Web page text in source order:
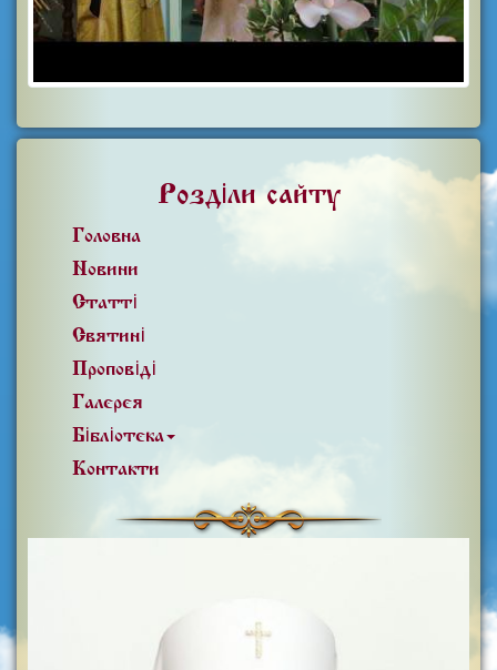
Розділи сайту
Головна
Новини
Статті
Святині
Проповіді
Галерея
Бібліотека
Контакти